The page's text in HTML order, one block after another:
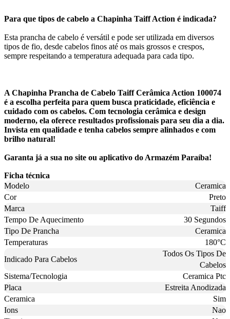
Para que tipos de cabelo a Chapinha Taiff Action é indicada?
Esta prancha de cabelo é versátil e pode ser utilizada em diversos
tipos de fio, desde cabelos finos até os mais grossos e crespos,
sempre respeitando a temperatura adequada para cada tipo.
A Chapinha Prancha de Cabelo Taiff Cerâmica Action 100074
é a escolha perfeita para quem busca praticidade, eficiência e
cuidado com os cabelos. Com tecnologia cerâmica e design
moderno, ela oferece resultados profissionais para seu dia a dia.
Invista em qualidade e tenha cabelos sempre alinhados e com
brilho natural!
Garanta já a sua no site ou aplicativo do Armazém Paraíba!
Ficha técnica
Modelo
Ceramica
Cor
Preto
Marca
Taiff
Tempo De Aquecimento
30 Segundos
Tipo De Prancha
Ceramica
Temperaturas
180°C
Indicado Para Cabelos
Todos Os Tipos De
Cabelos
Sistema/Tecnologia
Ceramica Ptc
Placa
Estreita Anodizada
Ceramica
Sim
Ions
Nao